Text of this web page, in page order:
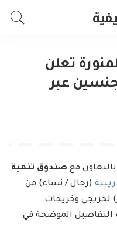
تعلن
عبر
بالتعاون مع صندوق تنمية
(رجال / نساء) من
لخريجي وخريجات
الموضحة في